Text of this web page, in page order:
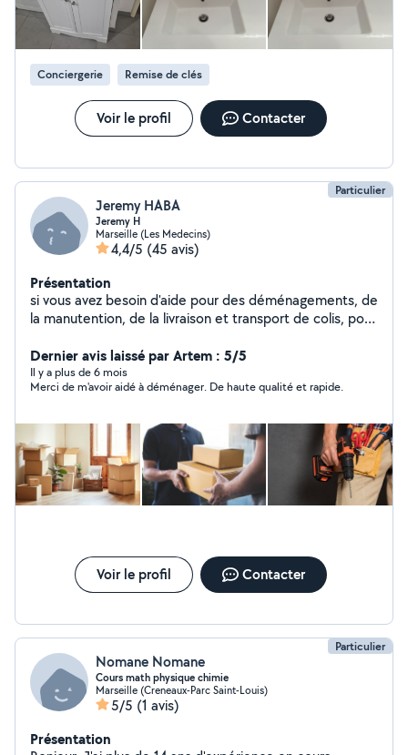
Conciergerie Remise de clés
Voir le profil Contacter
Particulier
Jeremy HABA
Jeremy H
Marseille (Les Medecins)
4,4/5 (45 avis)
Présentation
si vous avez besoin d'aide pour des déménagements, de
la manutention, de la livraison et transport de colis, pour
n'hésitez pas ce sera un plaisir de vous aider. je suis
sérieux, ponctuel et sympathique.
Dernier avis laissé par Artem : 5/5
Il y a plus de 6 mois
Merci de m'avoir aidé à déménager. De haute qualité et rapide.
Voir le profil Contacter
Particulier
Nomane Nomane
Cours math physique chimie
Marseille (Creneaux-Parc Saint-Louis)
5/5 (1 avis)
Présentation